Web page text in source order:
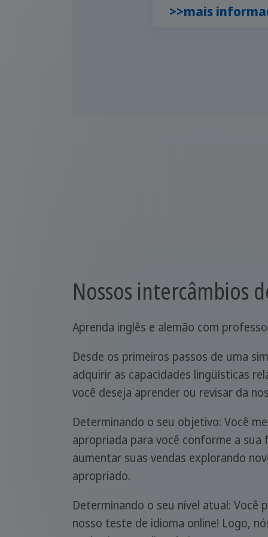
>>mais
Nossos intercâmbios
Aprenda inglês e alemão com
Desde os primeiros passos de uma
adquirir as capacidades lingüísticas
você deseja aprender ou revisar da
Determinando o seu objetivo: Você
apropriada para você conforme a
aumentar suas vendas explorando
apropriado.
Determinando o seu nível atual: Você
nosso teste de idioma online! Logo,